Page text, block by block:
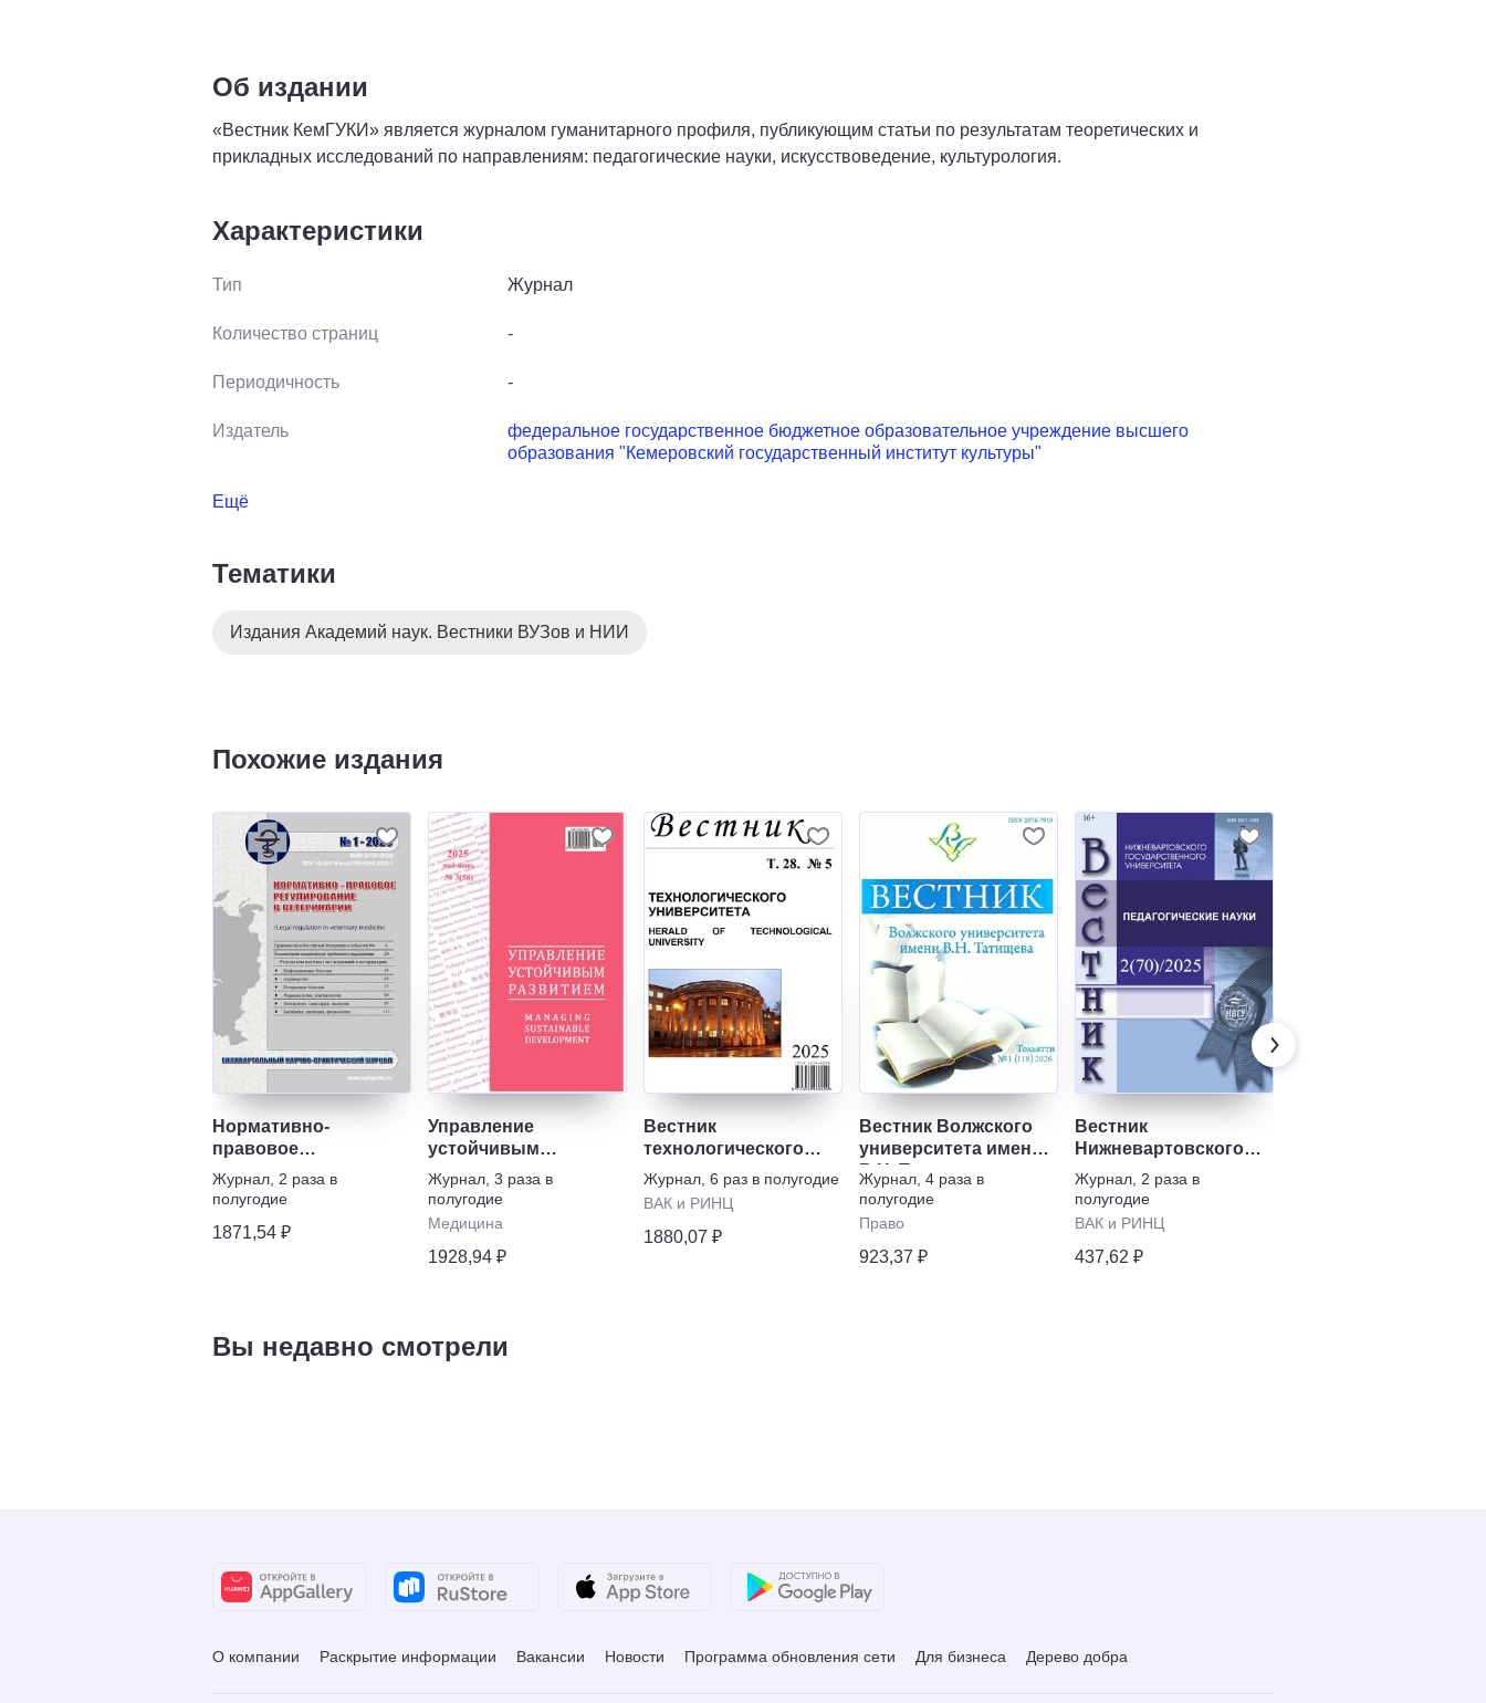
Об издании
«Вестник КемГУКИ» является журналом гуманитарного профиля, публикующим статьи по результатам теоретических и
прикладных исследований по направлениям: педагогические науки, искусствоведение, культурология.
Характеристики
Тип Журнал
Количество страниц -
Периодичность -
Издатель
федеральное государственное бюджетное образовательное учреждение высшего
образования "Кемеровский государственный институт культуры"
Ещё
Тематики
Издания Академий наук. Вестники ВУЗов и НИИ
Похожие издания
Нормативно-
правовое
регулирование в
ветеринарии
Журнал 2 раза в
полугодие
1871,54 ₽
Управление
устойчивым
развитием
Журнал 3 раза в
полугодие
Медицина
1928,94 ₽
Вестник
технологического
университета
Журнал 6 раз в полугодие
ВАК и РИНЦ
1880,07 ₽
Вестник Волжского
университета имени
В.Н. Татищева
Журнал 4 раза в
полугодие
Право
923,37 ₽
Вестник
Нижневартовского
государственного
университета
Журнал 2 раза в
полугодие
ВАК и РИНЦ
437,62 ₽
Вы недавно смотрели
О компании Раскрытие информации Вакансии Новости Программа обновления сети Для бизнеса Дерево добра